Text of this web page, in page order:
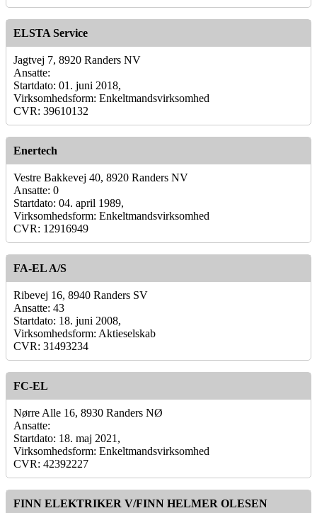
ELSTA Service
Jagtvej 7, 8920 Randers NV
Ansatte:
Startdato: 01. juni 2018,
Virksomhedsform: Enkeltmandsvirksomhed
CVR: 39610132
Enertech
Vestre Bakkevej 40, 8920 Randers NV
Ansatte: 0
Startdato: 04. april 1989,
Virksomhedsform: Enkeltmandsvirksomhed
CVR: 12916949
FA-EL A/S
Ribevej 16, 8940 Randers SV
Ansatte: 43
Startdato: 18. juni 2008,
Virksomhedsform: Aktieselskab
CVR: 31493234
FC-EL
Nørre Alle 16, 8930 Randers NØ
Ansatte:
Startdato: 18. maj 2021,
Virksomhedsform: Enkeltmandsvirksomhed
CVR: 42392227
FINN ELEKTRIKER V/FINN HELMER OLESEN